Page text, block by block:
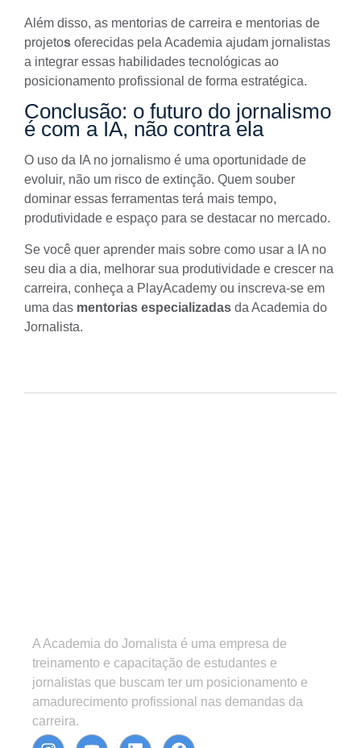
Além disso, as mentorias de carreira e mentorias de
projetos oferecidas pela Academia ajudam jornalistas
a integrar essas habilidades tecnológicas ao
posicionamento profissional de forma estratégica.
Conclusão: o futuro do jornalismo
é com a IA, não contra ela
O uso da IA no jornalismo é uma oportunidade de
evoluir, não um risco de extinção. Quem souber
dominar essas ferramentas terá mais tempo,
produtividade e espaço para se destacar no mercado.
Se você quer aprender mais sobre como usar a IA no
seu dia a dia, melhorar sua produtividade e crescer na
carreira, conheça a PlayAcademy ou inscreva-se em
uma das mentorias especializadas da Academia do
Jornalista.
A Academia do Jornalista é uma empresa de
treinamento e capacitação de estudantes e
jornalistas que buscam ter um posicionamento e
amadurecimento profissional nas demandas da
carreira.